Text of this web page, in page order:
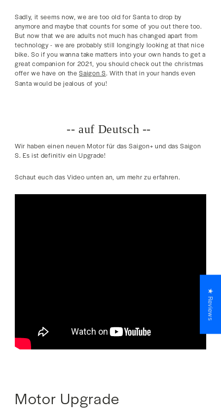
Sadly, it seems now, we are too old for Santa to drop by
anymore and maybe that counts for some of you out there too.
But now that we are adults not much has changed apart from
technology - we are probably still longingly looking at that nice
bike. So if you wanna take matters into your own hands to get a
great companion for 2021, you should check out the christmas
offer we have on theSaigon S. With that in your hands even
Santa would be jealous of you!
-- auf Deutsch --
Wir haben einen neuen Motor für das Saigon+ und das Saigon
S. Es ist definitiv ein Upgrade!
Schaut euch das Video unten an, um mehr zu erfahren.
Motor Upgrade
★ Reviews